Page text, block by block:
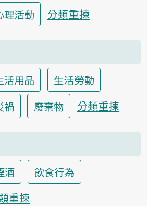
理活動 分類重揀
活用品
生活勞動
禍 廢棄物 分類重揀
酒
飲食行為
重揀